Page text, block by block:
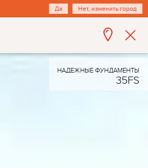
Да Нет, изменить город
НАДЕЖНЫЕ ФУНДАМЕНТЫ
35FS